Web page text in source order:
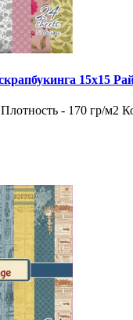
15х15
- 170 гр/м2